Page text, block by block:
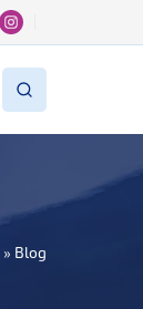
» Blog